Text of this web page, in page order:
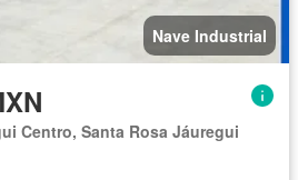
Nave Industrial
Centro, Santa Rosa Jáuregui